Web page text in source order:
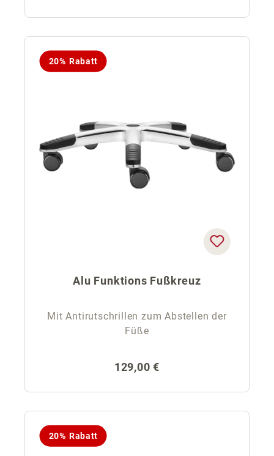
20% Rabatt
Alu Funktions Fußkreuz
Mit Antirutschrillen zum Abstellen der
Füße
Regulärer Preis:
129,00 €
20% Rabatt